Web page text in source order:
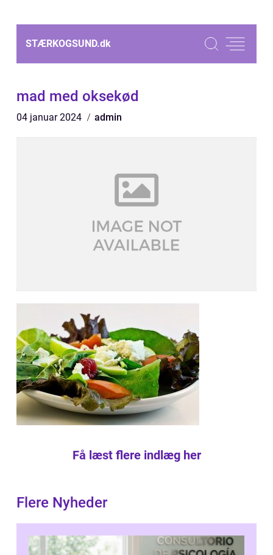
STÆRKOGSUND.dk
mad med oksekød
04 januar 2024 admin
Få læst flere indlæg her
Flere Nyheder